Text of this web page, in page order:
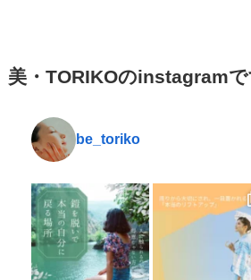
美・TORIKOのinstagram
be_toriko